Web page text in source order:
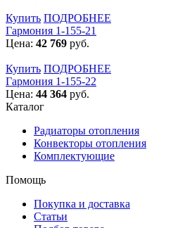
Купить ПОДРОБНЕЕ
Гармония 1-155-21
Цена: 42 769 руб.
Купить ПОДРОБНЕЕ
Гармония 1-155-22
Цена: 44 364 руб.
Каталог
Радиаторы отопления
Конвекторы отопления
Комплектующие
Помощь
Покупка и доставка
Статьи